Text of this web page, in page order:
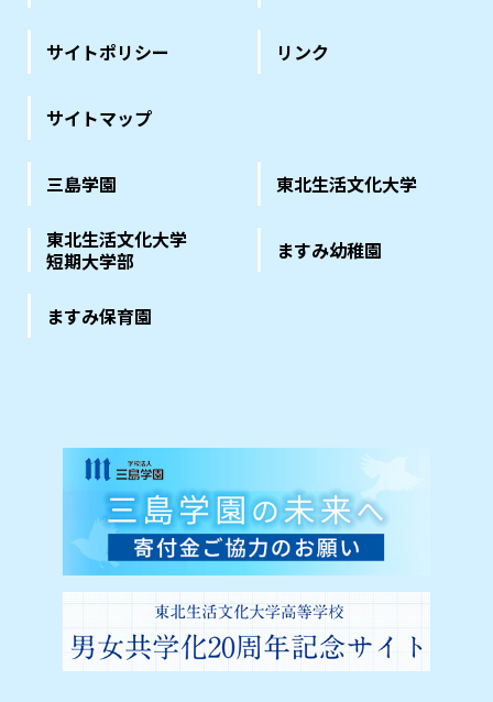
サイトポリシー リンク
サイトマップ
三島学園 東北生活文化大学
東北生活文化大学
短期大学部
ますみ幼稚園
ますみ保育園